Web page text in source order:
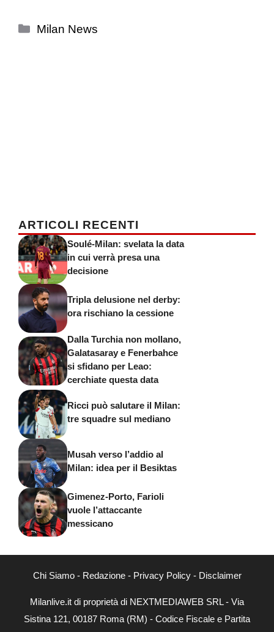
Categorie
Milan News
ARTICOLI RECENTI
Soulé-Milan: svelata la data
in cui verrà presa una
decisione
Tripla delusione nel derby:
ora rischiano la cessione
Dalla Turchia non mollano,
Galatasaray e Fenerbahce
si sfidano per Leao:
cerchiate questa data
Ricci può salutare il Milan:
tre squadre sul mediano
Musah verso l’addio al
Milan: idea per il Besiktas
Gimenez-Porto, Farioli
vuole l’attaccante
messicano
Chi Siamo- Redazione- Privacy Policy- Disclaimer
Milanlive.it di proprietà di NEXTMEDIAWEB SRL - Via
Sistina 121, 00187 Roma (RM) - Codice Fiscale e Partita